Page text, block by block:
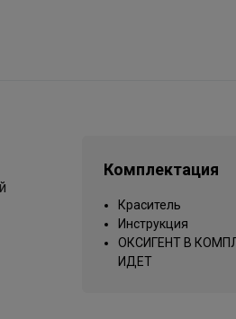
Комплектация
Краситель
Инструкция
ОКСИГЕНТ В
ИДЕТ